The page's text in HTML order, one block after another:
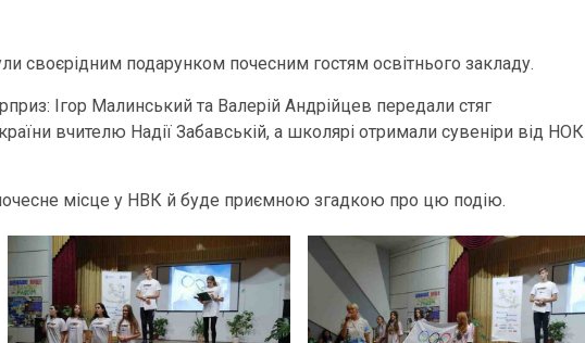
своєрідним подарунком почесним гостям освітнього закладу.
Ігор Малинський та Валерій Андрійцев передали стяг
вчителю Надії Забавській, а школярі отримали сувеніри від НОК
місце у НВК й буде приємною згадкою про цю подію.